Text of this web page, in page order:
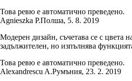
Това ревю е автоматично преведено.
Agnieszka P.Полша, 5. 8. 2019
Модерен дизайн, съчетава се с цвета
задължителен, но изпълнява
Това ревю е автоматично преведено.
Alexandrescu A.Румъния, 23. 2. 2019